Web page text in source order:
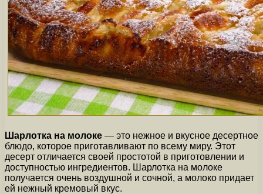
Шарлотка на молоке — это нежное и вкусное десертное
блюдо, которое приготавливают по всему миру. Этот
десерт отличается своей простотой в приготовлении и
доступностью ингредиентов. Шарлотка на молоке
получается очень воздушной и сочной, а молоко придает
ей нежный кремовый вкус.